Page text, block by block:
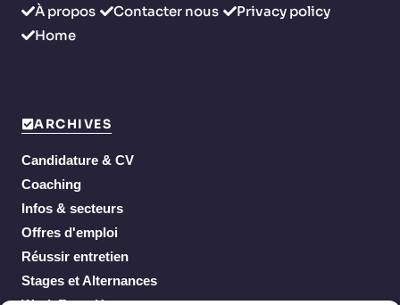
À propos Contacter nous
Privacy policy
Home
ARCHIVES
Candidature & CV
Coaching
Infos & secteurs
Offres d'emploi
Réussir entretien
Stages et Alternances